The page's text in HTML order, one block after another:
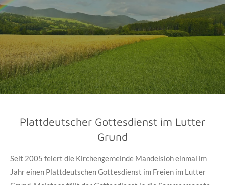
Plattdeutscher Gottesdienst im Lutter
Grund
Seit 2005 feiert die Kirchengemeinde Mandelsloh einmal im
Jahr einen Plattdeutschen Gottesdienst im Freien im Lutter